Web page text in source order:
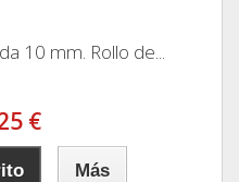
10 mm. Rollo de...
€
Más